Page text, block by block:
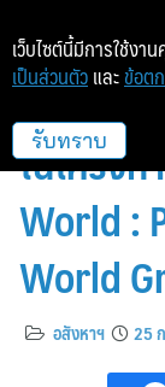
แลนด์ แอ
ในโครง
World :
World
อสังหาฯ 25
เว็บไซต์นี้มีการใช้งา
เป็นส่วนตัว และ ข้อต
รับทราบ